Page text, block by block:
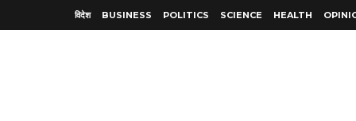
विदेश BUSINESS POLITICS SCIENCE HEALTH